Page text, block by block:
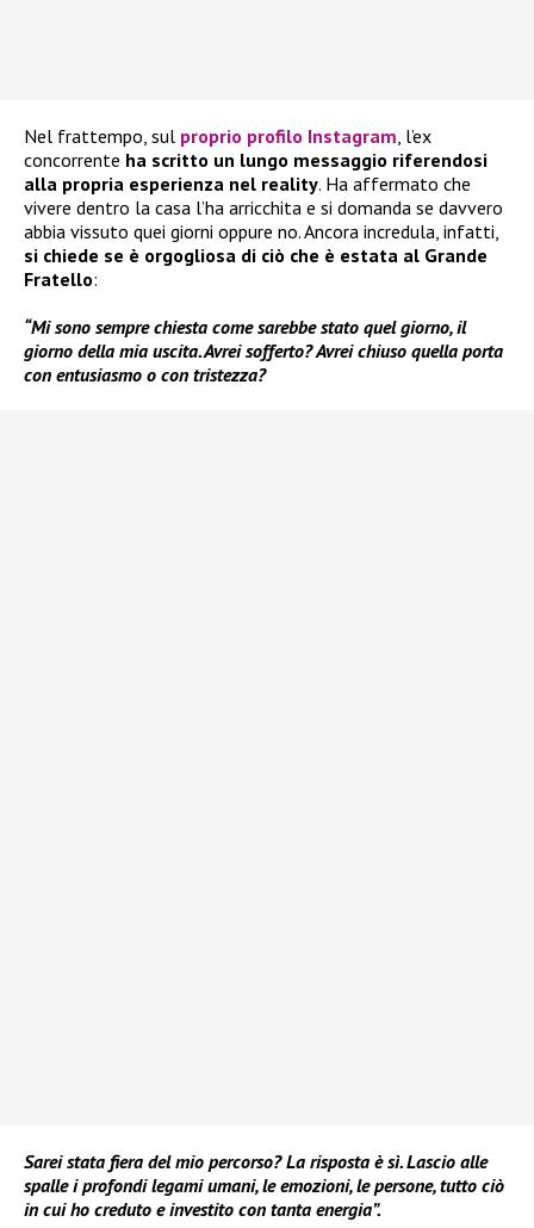
Nel frattempo, sul proprio profilo Instagram, l’ex
concorrente ha scritto un lungo messaggio riferendosi
alla propria esperienza nel reality. Ha affermato che
vivere dentro la casa l’ha arricchita e si domanda se davvero
abbia vissuto quei giorni oppure no. Ancora incredula, infatti,
si chiede se è orgogliosa di ciò che è estata al Grande
Fratello:
“Mi sono sempre chiesta come sarebbe stato quel giorno, il
giorno della mia uscita. Avrei sofferto? Avrei chiuso quella porta
con entusiasmo o con tristezza?
Sarei stata fiera del mio percorso? La risposta è sì. Lascio alle
spalle i profondi legami umani, le emozioni, le persone, tutto ciò
in cui ho creduto e investito con tanta energia”.